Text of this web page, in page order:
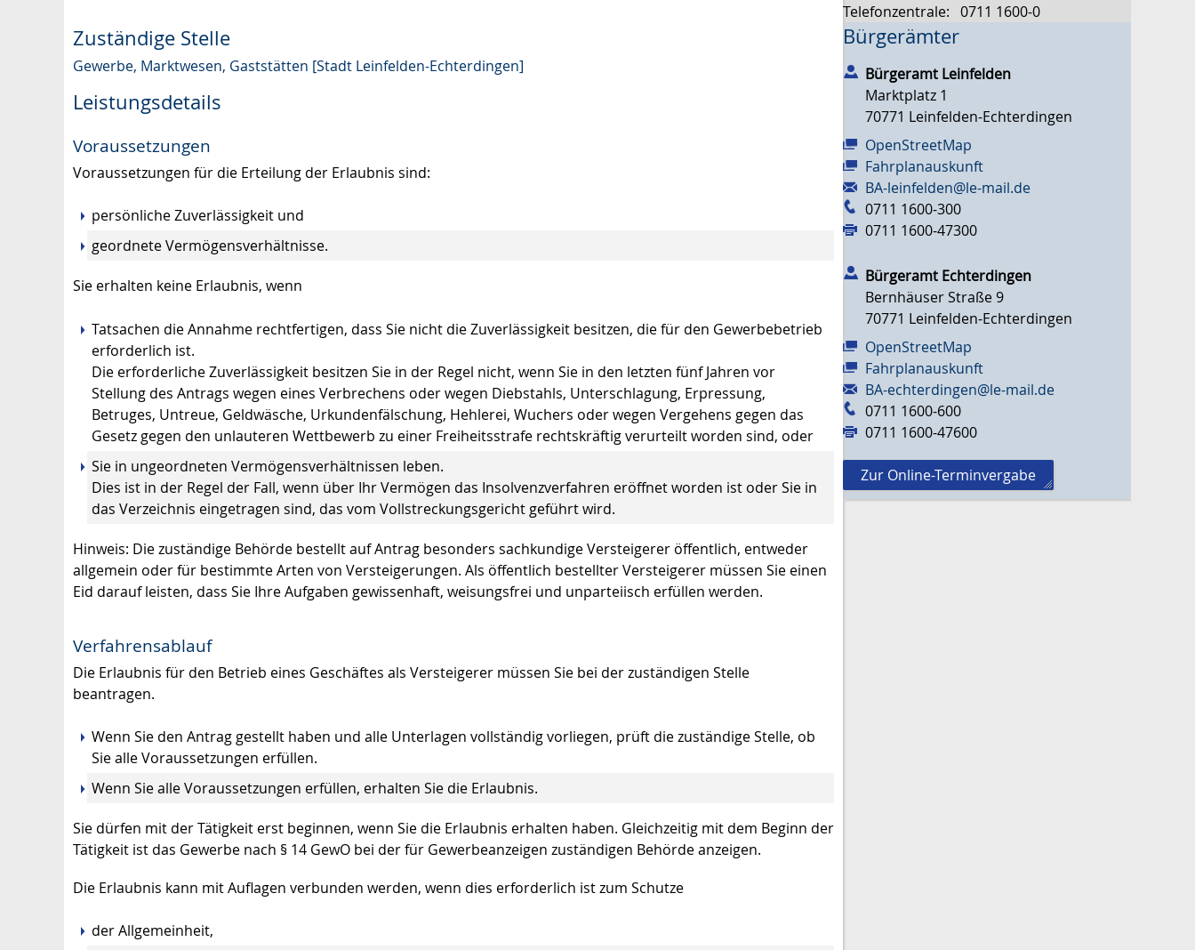
Zuständige Stelle
Gewerbe, Marktwesen, Gaststätten [Stadt Leinfelden-Echterdingen]
Leistungsdetails
Voraussetzungen
Voraussetzungen für die Erteilung der Erlaubnis sind:
persönliche Zuverlässigkeit und
geordnete Vermögensverhältnisse.
Sie erhalten keine Erlaubnis, wenn
Tatsachen die Annahme rechtfertigen, dass Sie nicht die Zuverlässigkeit besitzen, die für den Gewerbebetrieb
erforderlich ist.
Die erforderliche Zuverlässigkeit besitzen Sie in der Regel nicht, wenn Sie in den letzten fünf Jahren vor
Stellung des Antrags wegen eines Verbrechens oder wegen Diebstahls, Unterschlagung, Erpressung,
Betruges, Untreue, Geldwäsche, Urkundenfälschung, Hehlerei, Wuchers oder wegen Vergehens gegen das
Gesetz gegen den unlauteren Wettbewerb zu einer Freiheitsstrafe rechtskräftig verurteilt worden sind, oder
Sie in ungeordneten Vermögensverhältnissen leben.
Dies ist in der Regel der Fall, wenn über Ihr Vermögen das Insolvenzverfahren eröffnet worden ist oder Sie in
das Verzeichnis eingetragen sind, das vom Vollstreckungsgericht geführt wird.
Hinweis: Die zuständige Behörde bestellt auf Antrag besonders sachkundige Versteigerer öffentlich, entweder
allgemein oder für bestimmte Arten von Versteigerungen. Als öffentlich bestellter Versteigerer müssen Sie einen
Eid darauf leisten, dass Sie Ihre Aufgaben gewissenhaft, weisungsfrei und unparteiisch erfüllen werden.
Verfahrensablauf
Die Erlaubnis für den Betrieb eines Geschäftes als Versteigerer müssen Sie bei der zuständigen Stelle
beantragen.
Wenn Sie den Antrag gestellt haben und alle Unterlagen vollständig vorliegen, prüft die zuständige Stelle, ob
Sie alle Voraussetzungen erfüllen.
Wenn Sie alle Voraussetzungen erfüllen, erhalten Sie die Erlaubnis.
Sie dürfen mit der Tätigkeit erst beginnen, wenn Sie die Erlaubnis erhalten haben. Gleichzeitig mit dem Beginn der
Tätigkeit ist das Gewerbe nach § 14 GewO bei der für Gewerbeanzeigen zuständigen Behörde anzeigen.
Die Erlaubnis kann mit Auflagen verbunden werden, wenn dies erforderlich ist zum Schutze
der Allgemeinheit,
Telefonzentrale: 0711 1600-0
Bürgerämter
Bürgeramt Leinfelden
Marktplatz 1
70771 Leinfelden-Echterdingen
OpenStreetMap
Fahrplanauskunft
BA-leinfelden@le-mail.de
0711 1600-300
0711 1600-47300
Bürgeramt Echterdingen
Bernhäuser Straße 9
70771 Leinfelden-Echterdingen
OpenStreetMap
Fahrplanauskunft
BA-echterdingen@le-mail.de
0711 1600-600
0711 1600-47600
Zur Online-Terminvergabe